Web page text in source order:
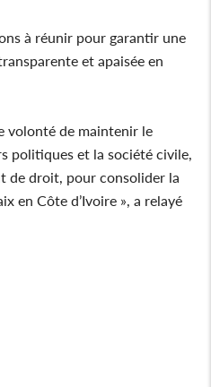
à réunir pour garantir une
et apaisée en
volonté de maintenir le
politiques et la société civile,
de droit, pour consolider la
en Côte d’Ivoire », a relayé